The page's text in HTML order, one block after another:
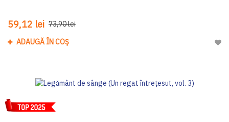
59,12 lei 73,90 lei
ADAUGĂ ÎN COȘ